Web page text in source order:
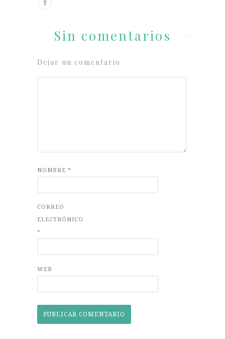
Sin comentarios
Dejar un comentario
NOMBRE *
CORREO
ELECTRÓNICO
*
WEB